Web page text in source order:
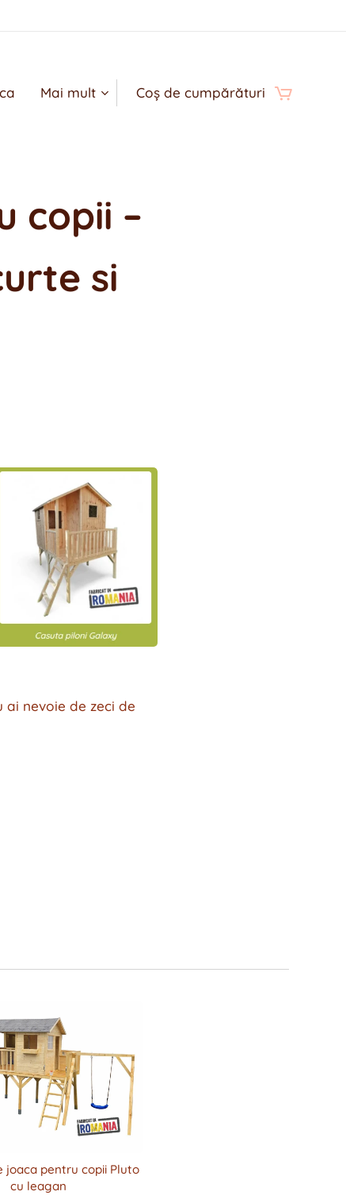
Mai mult Coș de cumpărături
copii –
si
nevoie de zeci de
joaca pentru copii Pluto
cu leagan